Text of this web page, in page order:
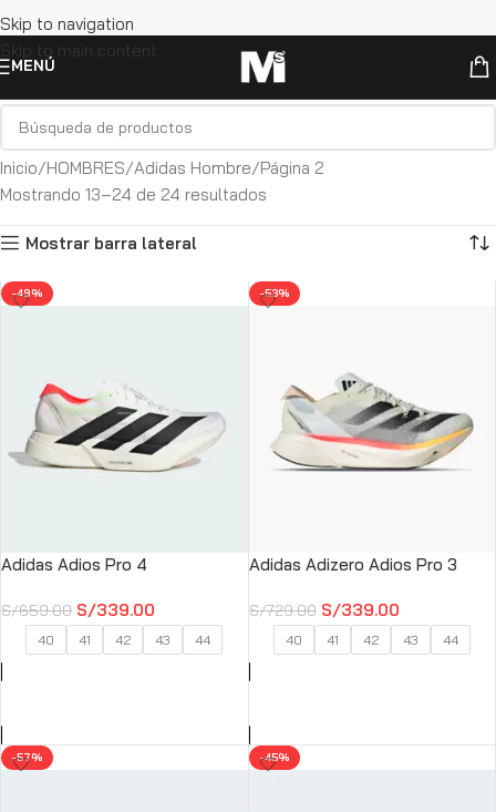
Skip to navigation
Skip to main content
MENÚ
Inicio HOMBRES Adidas Hombre Página 2
Mostrando 13–24 de 24 resultados
Mostrar barra lateral
-49%
Adidas Adios Pro 4
S/659.00 S/339.00
40 41 42 43 44
-53%
Adidas Adizero Adios Pro 3
S/729.00 S/339.00
40 41 42 43 44
-57% -45%